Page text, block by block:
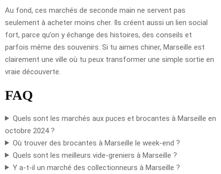
Au fond, ces marchés de seconde main ne servent pas
seulement à acheter moins cher. Ils créent aussi un lien social
fort, parce qu’on y échange des histoires, des conseils et
parfois même des souvenirs. Si tu aimes chiner, Marseille est
clairement une ville où tu peux transformer une simple sortie en
vraie découverte.
FAQ
Quels sont les marchés aux puces et brocantes à Marseille en
octobre 2024 ?
Où trouver des brocantes à Marseille le week-end ?
Quels sont les meilleurs vide-greniers à Marseille ?
Y a-t-il un marché des collectionneurs à Marseille ?